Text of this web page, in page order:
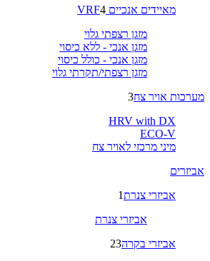
מאיידים אנכיים VRF 4
מזגן רצפתי גלוי
מזגן אנכי - ללא כיסוי
מזגן אנכי - כולל כיסוי
מזגן רצפתי/תקרתי גלוי
מערכות אויר צח3
HRV with DX
ECO-V
מיני מרכזי לאויר צח
אביזרים
אביזרי צנרת1
אביזרי צנרת
אביזרי בקרה23